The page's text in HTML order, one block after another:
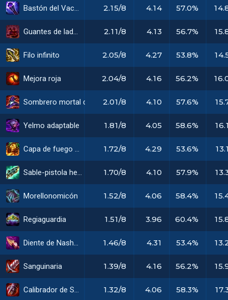
Bastón del Vacío
Guantes de ladrón
Filo infinito
Mejora roja
Sombrero mortal de Rabadon
Yelmo adaptable
Capa de fuego solar
Sable-pistola hextech
Morellonomicón
Regiaguardia
Diente de Nashor
Sanguinaria
Calibrador de Sterak
2.15/8 4.14 57.0%
2.11/8 4.13 56.7%
2.05/8 4.27 53.8%
2.04/8 4.16 56.2%
2.01/8 4.10 57.6%
1.81/8 4.05 58.6%
1.72/8 4.29 53.6%
1.70/8 4.10 57.9%
1.52/8 4.06 58.4%
1.51/8 3.96 60.4%
1.46/8 4.31 53.4%
1.39/8 4.16 56.2%
1.32/8 4.06 58.3%